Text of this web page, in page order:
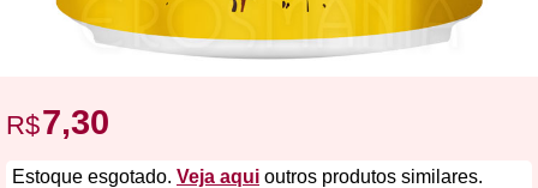
R$7,30
Estoque esgotado. Veja aqui outros produtos similares.